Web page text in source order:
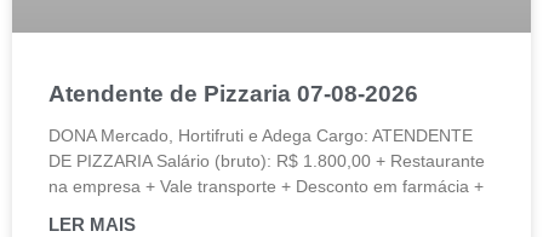
Atendente de Pizzaria 07-08-2026
DONA Mercado, Hortifruti e Adega Cargo: ATENDENTE
DE PIZZARIA Salário (bruto): R$ 1.800,00 + Restaurante
na empresa + Vale transporte + Desconto em farmácia +
LER MAIS